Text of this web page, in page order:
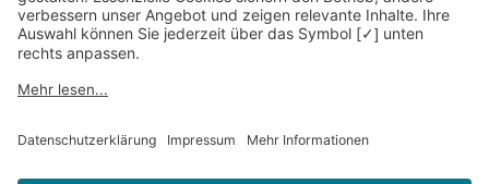
Datenschutz
Newsletter